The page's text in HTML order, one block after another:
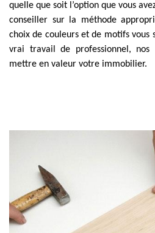
quelle que soit l’option que vous
conseiller sur la méthode
choix de couleurs et de motifs vous
vrai travail de professionnel, nos
mettre en valeur votre immobilier.